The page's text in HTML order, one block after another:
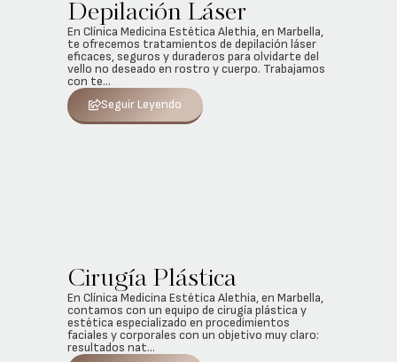
Depilación Láser
En Clínica Medicina Estética Alethia, en Marbella,
te ofrecemos tratamientos de depilación láser
eficaces, seguros y duraderos para olvidarte del
vello no deseado en rostro y cuerpo. Trabajamos
con te...
Seguir Leyendo
Cirugía Plástica
En Clínica Medicina Estética Alethia, en Marbella,
contamos con un equipo de cirugía plástica y
estética especializado en procedimientos
faciales y corporales con un objetivo muy claro:
resultados nat...